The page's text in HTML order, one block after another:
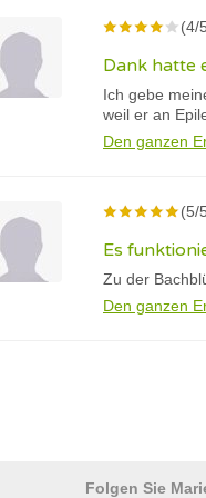
(4/
Dank hatte
Ich gebe
weil er an
Den ganzen
(5/
Es
Zu der
Den ganzen
Folgen Sie